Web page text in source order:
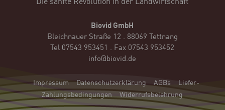
Biovid GmbH
Bleichnauer Straße 12 . 88069 Tettnang
Tel 07543 953451 . Fax 07543 953452
info@biovid.de
Impressum Datenschutzerklärung AGBs
Liefer-
Zahlungsbedingungen
Widerrufsbelehrung